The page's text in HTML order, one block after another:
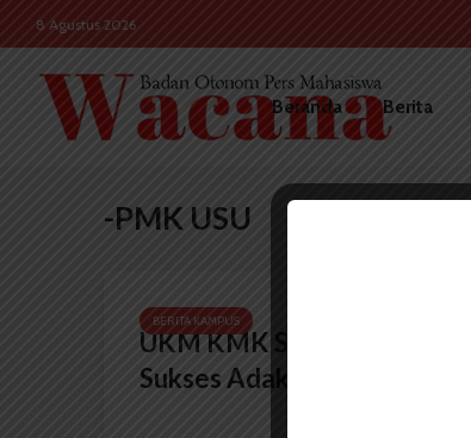
8 Agustus 2026
Beranda Berita
-PMK USU
BERITA KAMPUS
UKM KMK St.Albertus
Sukses Adakan PMK 2020...